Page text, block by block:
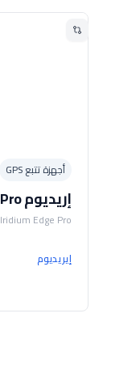
أجهزة تتبع GPS
إريديوم Edge Pro
Iridium Edge Pro
إيريديوم